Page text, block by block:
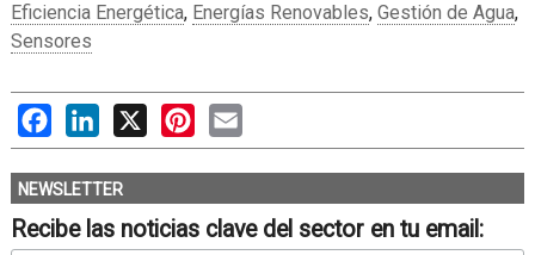
Eficiencia Energética, Energías Renovables, Gestión de Agua,
Sensores
FacebookLinkedIn Pinterest
NEWSLETTER
Recibe las noticias clave del sector en tu email: